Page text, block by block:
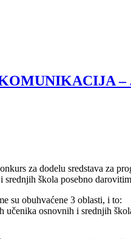
–
za dodelu sredstava za
škola posebno
su obuhvaćene 3 oblasti, i to:
osnovnih i srednjih